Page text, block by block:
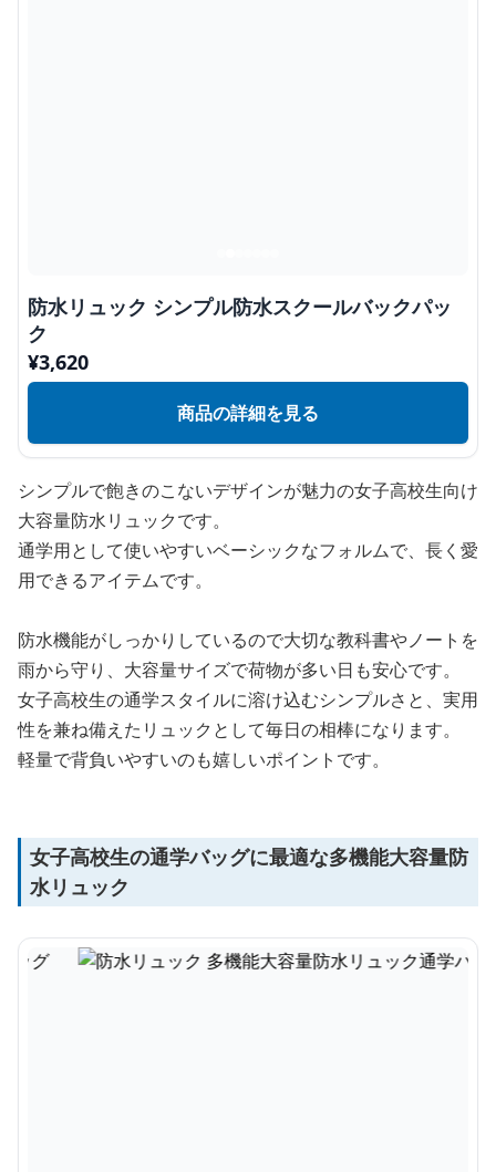
防水リュック シンプル防水スクールバックパッ
ク
¥3,620
商品の詳細を見る
シンプルで飽きのこないデザインが魅力の女子高校生向け
大容量防水リュックです。
通学用として使いやすいベーシックなフォルムで、長く愛
用できるアイテムです。
防水機能がしっかりしているので大切な教科書やノートを
雨から守り、大容量サイズで荷物が多い日も安心です。
女子高校生の通学スタイルに溶け込むシンプルさと、実用
性を兼ね備えたリュックとして毎日の相棒になります。
軽量で背負いやすいのも嬉しいポイントです。
女子高校生の通学バッグに最適な多機能大容量防
水リュック